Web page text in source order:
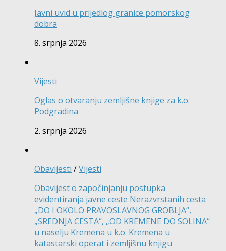
Javni uvid u prijedlog granice pomorskog
dobra
8. srpnja 2026
Vijesti
Oglas o otvaranju zemljišne knjige za k.o.
Podgradina
2. srpnja 2026
Obavijesti /Vijesti
Obavijest o započinjanju postupka
evidentiranja javne ceste Nerazvrstanih cesta
„DO I OKOLO PRAVOSLAVNOG GROBLJA“,
„SREDNJA CESTA“, „OD KREMENE DO SOLINA“
u naselju Kremena u k.o. Kremena u
katastarski operat i zemljišnu knjigu